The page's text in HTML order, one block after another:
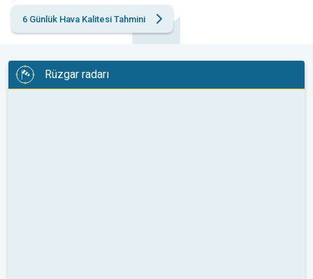
6 Günlük Hava Kalitesi Tahmini
Rüzgar radarı